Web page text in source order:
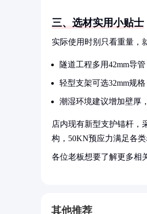
三、选材实用小贴士
实际使用时别只看重量，
隧道工程多用42mm导
轻型支架可选32mm规
潮湿环境建议增加壁厚
店内现有新型支护锚杆，
构，50KN预应力满足各
各位老板想要了解更多相
其他推荐